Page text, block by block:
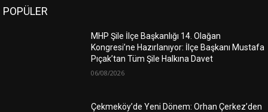
POPÜLER
MHP Şile İlçe Başkanlığı 14. Olağan
Kongresi’ne Hazırlanıyor: İlçe Başkanı Mustafa
Pıçak’tan Tüm Şile Halkına Davet
06/08/2026
Çekmeköy’de Yeni Dönem: Orhan Çerkez’den